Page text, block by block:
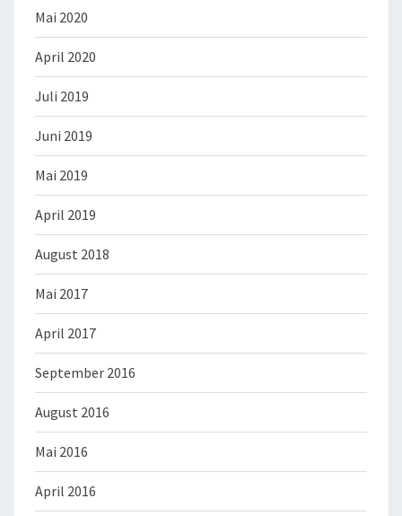
Mai 2020
April 2020
Juli 2019
Juni 2019
Mai 2019
April 2019
August 2018
Mai 2017
April 2017
September 2016
August 2016
Mai 2016
April 2016